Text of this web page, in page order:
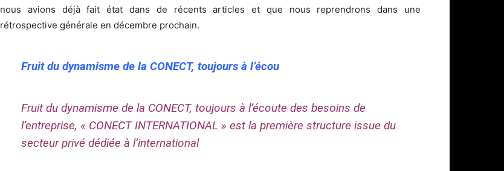
nous avions déjà fait état dans de récents articles et que nous reprendrons dans une
rétrospective générale en décembre prochain.
Fruit du dynamisme de la CONECT, toujours à l’écou
Fruit du dynamisme de la CONECT, toujours à l’écoute des besoins de
l’entreprise, « CONECT INTERNATIONAL » est la première structure issue du
secteur privé dédiée à l’international